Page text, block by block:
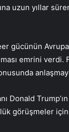
uzun yıllar
gücünün
emrini
Donald
görüşmeler